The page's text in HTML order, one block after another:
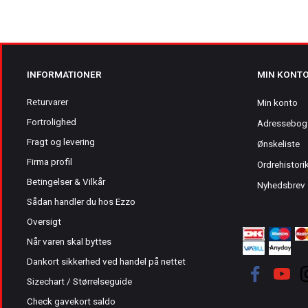
INFORMATIONER
Returvarer
Fortrolighed
Fragt og levering
Firma profil
Betingelser & Vilkår
Sådan handler du hos Ezzo
Oversigt
Når varen skal byttes
Dankort sikkerhed ved handel på nettet
Sizechart / Størrelseguide
Check gavekort saldo
MIN
Min konto
Adressebog
Ønskeliste
Nyhedsbrev